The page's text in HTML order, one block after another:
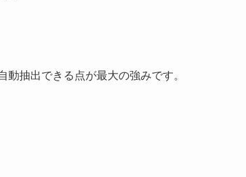
抽出できる点が最大の強みです。